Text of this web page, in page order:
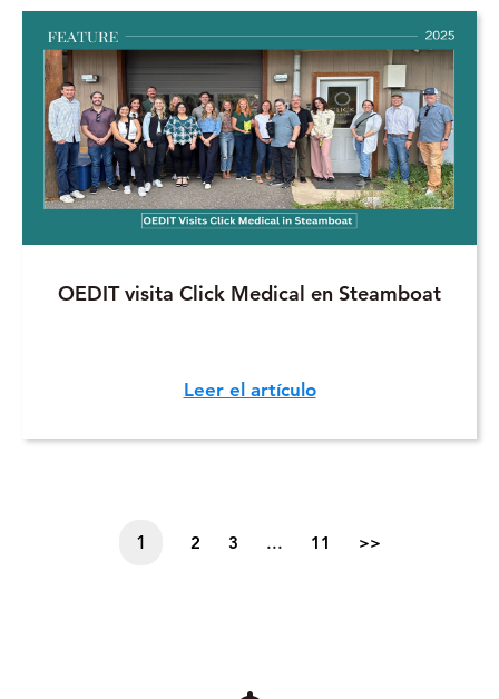
OEDIT visita Click Medical en Steamboat
Leer el artículo
1 2 3 ... 11 >>